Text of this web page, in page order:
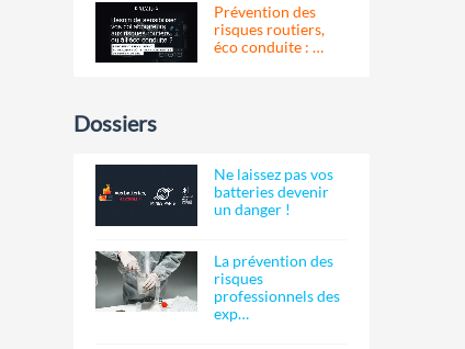
Prévention des
risques routiers,
éco conduite : …
Dossiers
Ne laissez pas vos
batteries devenir
un danger !
La prévention des
risques
professionnels des
exp…